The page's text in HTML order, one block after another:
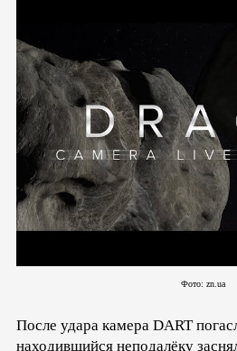
Фото: zn.ua
После удара камера DART
находившийся неподалёку